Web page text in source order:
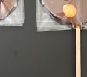
Trier par